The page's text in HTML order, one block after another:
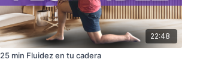
22:48
25 min Fluidez en tu cadera